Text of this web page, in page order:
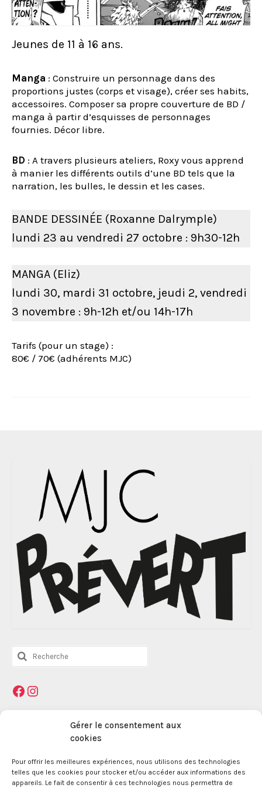
Gérer le consentement aux
cookies
Pour offrir les meilleures expériences, nous utilisons des technologies
telles que les cookies pour stocker et/ou accéder aux informations des
appareils. Le fait de consentir à ces technologies nous permettra de
Jeunes de 11 à 16 ans.
Manga : Construire un personnage dans des
proportions justes (corps et visage), créer ses habits,
accessoires. Composer sa propre couverture de BD /
manga à partir d’esquisses de personnages
fournies. Décor libre.
BD : A travers plusieurs ateliers, Roxy vous apprend
à manier les différents outils d’une BD tels que la
narration, les bulles, le dessin et les cases.
BANDE DESSINÉE (Roxanne Dalrymple)
lundi 23 au vendredi 27 octobre : 9h30-12h
MANGA (Eliz)
lundi 30, mardi 31 octobre, jeudi 2, vendredi
3 novembre : 9h-12h et/ou 14h-17h
Tarifs (pour un stage) :
80€ / 70€ (adhérents MJC)
Rechercher
:
Facebook
Instagram
Mentions légales
La Maison des Jeunes et de la Culture Jacques
Prévert est une association enregistrée le 09